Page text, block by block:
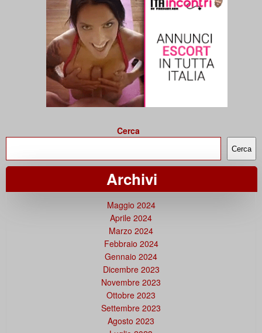
Cerca
Cerca
Archivi
Maggio 2024
Aprile 2024
Marzo 2024
Febbraio 2024
Gennaio 2024
Dicembre 2023
Novembre 2023
Ottobre 2023
Settembre 2023
Agosto 2023